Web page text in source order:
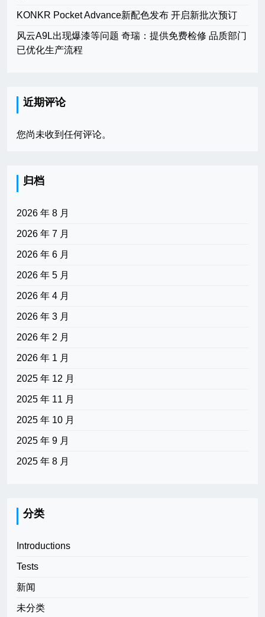
KONKR Pocket Advance新配色发布 开启新批次预订
风云A9L出现爆漆等问题 奇瑞：提供免费检修 品质部门
已优化生产流程
近期评论
您尚未收到任何评论。
归档
2026 年 8 月
2026 年 7 月
2026 年 6 月
2026 年 5 月
2026 年 4 月
2026 年 3 月
2026 年 2 月
2026 年 1 月
2025 年 12 月
2025 年 11 月
2025 年 10 月
2025 年 9 月
2025 年 8 月
分类
Introductions
Tests
新闻
未分类